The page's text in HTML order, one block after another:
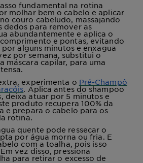
fundamental na rotina
molhar bem o cabelo e aplicar
couro cabeludo, massajando
dedos para remover as
abundantemente e aplica o
e pontas, evitando
alguns minutos e enxagua
por semana, substitui o
máscara capilar, para uma
experimenta o Pré-Champô
. Aplica antes do shampoo
deixa atuar por 5 minutos e
produto recupera 100% da
e prepara o cabelo para os
rotina.
quente pode ressecar o
por água morna ou fria. E
com a toalha, pois isso
vez disso, pressiona
para retirar o excesso de